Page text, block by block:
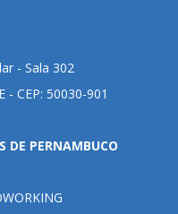
- Sala 302
CEP: 50030-901
DE PERNAMBUCO